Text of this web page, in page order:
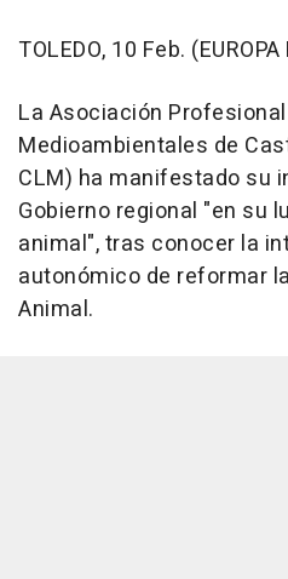
TOLEDO, 10 Feb.
La Asociación
Medioambientales de
CLM) ha manifestado su
Gobierno regional "en su
animal", tras conocer la
autonómico de reformar
Animal.